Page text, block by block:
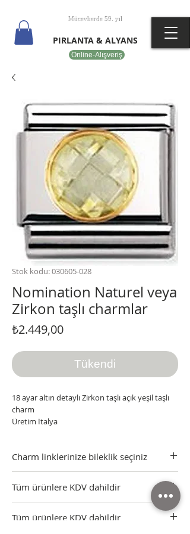
Online-Alışveriş
Mücevherde 59. yıl
PIRLANTA & ALYANS
Stok kodu: 030605-028
Nomination Naturel veya
Zirkon taşlı charmlar
₺2.449,00Fiyat
Tükendi
18 ayar altın detaylı Zirkon taşlı açık yeşil taşlı
charm
Üretim İtalya
Charm linklerinize bileklik seçiniz
seçebilirsiniz...
Tüm ürünlere KDV dahildir
Tüm ürünler sertifikası, kutusu ve faturasıyla
gönderilmektedir.
Tüm ürünlere KDV dahildir